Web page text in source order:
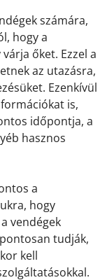
számára,
hogy a
őket. Ezzel a
az utazásra,
Ezenkívül
is,
időpontja, a
hasznos
a
hogy
vendégek
tudják,
kell